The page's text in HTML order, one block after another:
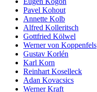
Pavel Kohout
Annette Kolb
Alfred Kolleritsch
Gottfried Kölwel
Werner von Koppenfels
Gustav Korlén
Karl Korn
Reinhart Koselleck
Adan Kovacsics
Werner Kraft